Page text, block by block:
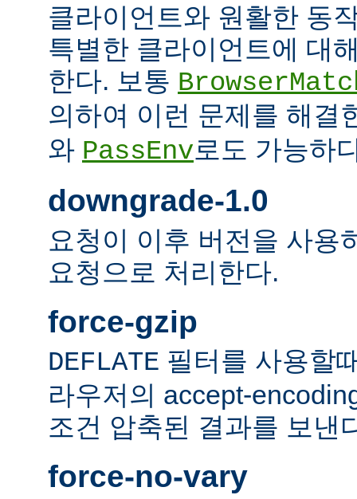
클라이언트와 원활한 동
특별한 클라이언트에 대
한다. 보통
의하여 이런 문제를 해결
와 PassEnv로도 가능하
downgrade-1.0
요청이 이후 버전을 사용
요청으로 처리한다.
force-gzip
DEFLATE 필터를 사용할
라우저의 accept-
조건 압축된 결과를 보낸
force-no-vary